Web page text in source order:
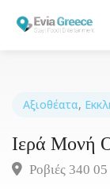
Τοποθεσία
Αξιοθέατα,
Ιερά Μονή
Ροβιές 340 05